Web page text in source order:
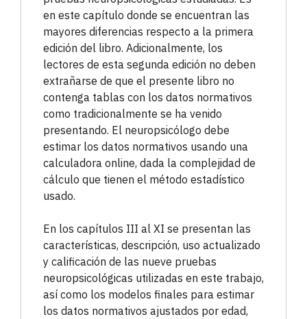
en este capítulo donde se encuentran las
mayores diferencias respecto a la primera
edición del libro. Adicionalmente, los
lectores de esta segunda edición no deben
extrañarse de que el presente libro no
contenga tablas con los datos normativos
como tradicionalmente se ha venido
presentando. El neuropsicólogo debe
estimar los datos normativos usando una
calculadora online, dada la complejidad de
cálculo que tienen el método estadístico
usado.
En los capítulos III al XI se presentan las
características, descripción, uso actualizado
y calificación de las nueve pruebas
neuropsicológicas utilizadas en este trabajo,
así como los modelos finales para estimar
los datos normativos ajustados por edad,